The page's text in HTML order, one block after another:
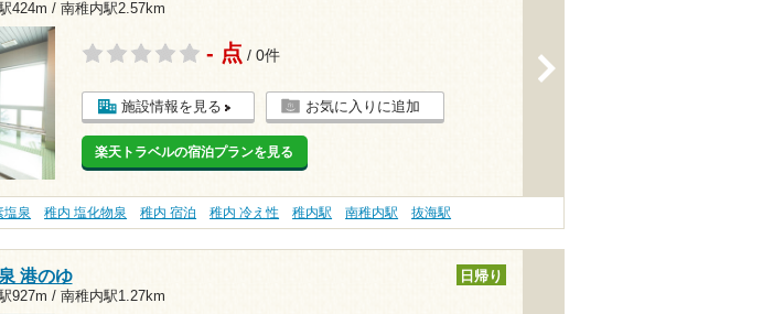
424m / 南稚内駅2.57km
- 点 / 0件
施設情報を見る お気に入りに追加
楽天トラベルの宿泊プランを見る
塩泉 稚内 塩化物泉 稚内 宿泊 稚内 冷え性 稚内駅 南稚内駅 抜海駅
港のゆ
927m / 南稚内駅1.27km
日帰り